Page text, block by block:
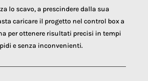
lo scavo, a prescindere dalla sua
caricare il progetto nel control box a
per ottenere risultati precisi in tempi
e senza inconvenienti.